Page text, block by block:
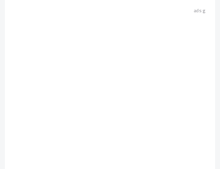
ads g